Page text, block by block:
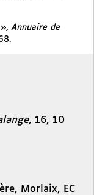
Annuaire de
16, 10
Morlaix, EC